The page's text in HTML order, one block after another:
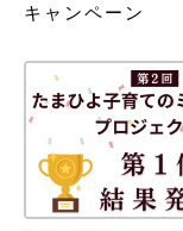
＼編集部おすす
★カトージ タチベッ
キャンペーン